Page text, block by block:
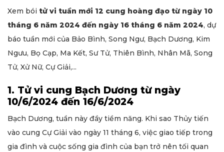
Xem bói tử vi tuần mới 12 cung hoàng đạo từ ngày 10
tháng 6 năm 2024 đến ngày 16 tháng 6 năm 2024, dự
báo tuần mới của Bảo Bình, Song Ngư, Bạch Dương, Kim
Ngưu, Bọ Cạp, Ma Kết, Sư Tử, Thiên Bình, Nhân Mã, Song
Tử, Xử Nữ, Cự Giải,...
1. Tử vi cung Bạch Dương từ ngày
10/6/2024 đến 16/6/2024
Bạch Dương, tuần này đầy tiềm năng. Khi sao Thủy tiến
vào cung Cự Giải vào ngày 11 tháng 6, việc giao tiếp trong
gia đình và cuộc sống gia đình của bạn trở nên tối quan